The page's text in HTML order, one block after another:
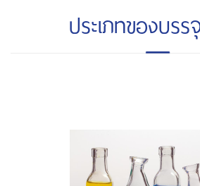
ประเภทของบร